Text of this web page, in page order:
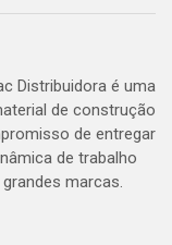
Distribuidora é uma
de construção
de entregar
de trabalho
marcas.